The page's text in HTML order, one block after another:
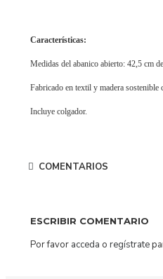
Características:
Medidas del abanico abierto: 42,5 cm
Fabricado en textil y madera sostenible
Incluye colgador.
COMENTARIOS
ESCRIBIR COMENTARIO
Por favor acceda o regístrate